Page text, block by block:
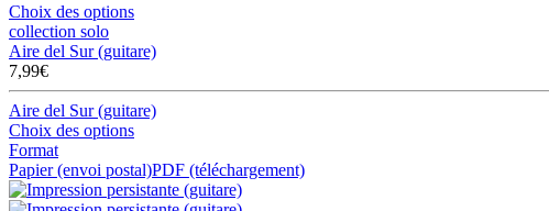
Choix des options
collection solo
Aire del Sur (guitare)
7,99€
Aire del Sur (guitare)
Choix des options
Format
Papier (envoi postal)PDF (téléchargement)